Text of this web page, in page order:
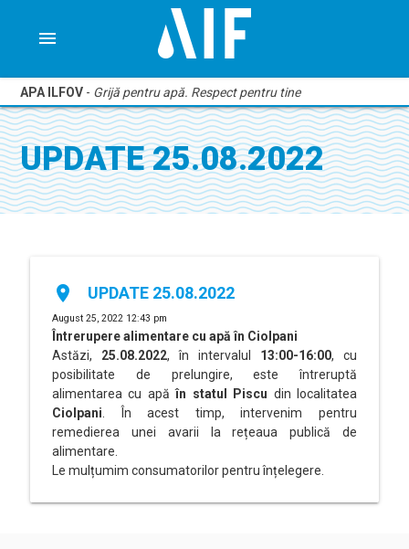
menu
APA ILFOV - Grijă pentru apă. Respect pentru tine
UPDATE 25.08.2022
place UPDATE 25.08.2022
August 25, 2022 12:43 pm
Întrerupere alimentare cu apă în Ciolpani
Astăzi, 25.08.2022, în intervalul 13:00-16:00, cu
posibilitate de prelungire, este întreruptă
alimentarea cu apăîn statul Piscu din localitatea
Ciolpani . În acest timp, intervenim pentru
remedierea unei avarii la rețeaua publică de
alimentare.
Le mulțumim consumatorilor pentru înțelegere.